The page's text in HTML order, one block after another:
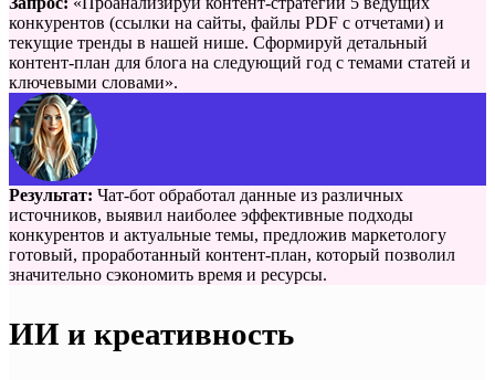
конкурентов (ссылки на сайты, файлы PDF с отчетами) и
текущие тренды в нашей нише. Сформируй детальный
контент-план для блога на следующий год с темами статей и
ключевыми словами».
Результат: Чат-бот обработал данные из различных
источников, выявил наиболее эффективные подходы
конкурентов и актуальные темы, предложив маркетологу
готовый, проработанный контент-план, который позволил
значительно сэкономить время и ресурсы.
ИИ и креативность